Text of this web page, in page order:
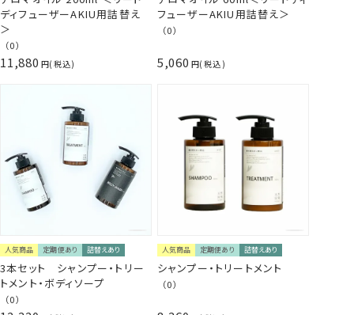
ディフューザーAKIU用詰替え
＞
（0）
11,880 税込
フューザーAKIU用詰替え＞
（0）
5,060 税込
人気商品 定期便あり 詰替えあり
3本セット シャンプー・トリー
トメント・ボディソープ
（0）
人気商品 定期便あり 詰替えあり
シャンプー・トリートメント
（0）